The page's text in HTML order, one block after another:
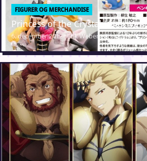
FIGURER OG MERCHANDISE
Princess of the Crystal [Alter Ver.]
6. december 2012 · Erik Weber-Lauridsen